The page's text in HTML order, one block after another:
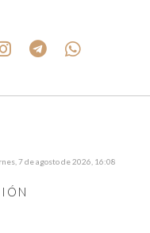
7 de agosto de 2026, 16:08